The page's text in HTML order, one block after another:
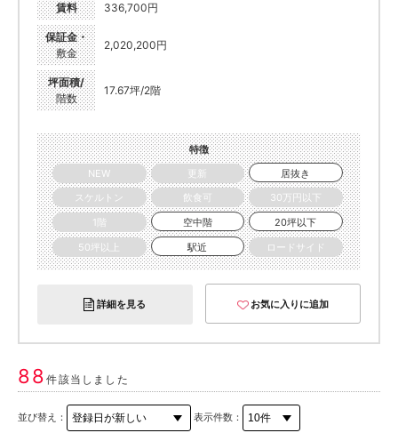
賃料 336,700円
保証金・
敷金
2,020,200円
坪面積/
階数
17.67坪/2階
特徴
NEW
更新
居抜き
スケルトン
飲食可
30万円以下
1階
空中階
20坪以下
50坪以上
駅近 ロードサイド
詳細を見る お気に入りに追加
88件該当しました
並び替え： 表示件数：